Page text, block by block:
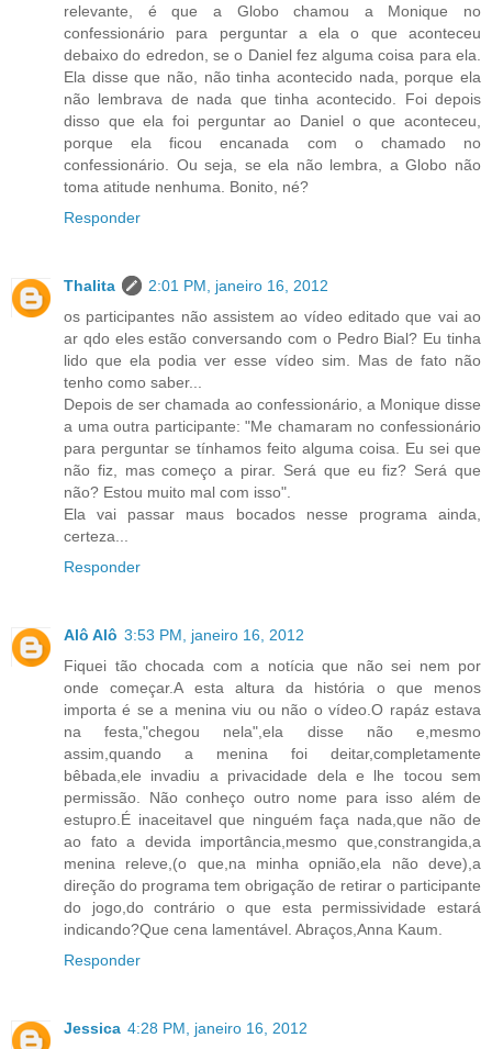
relevante, é que a Globo chamou a Monique no
confessionário para perguntar a ela o que aconteceu
debaixo do edredon, se o Daniel fez alguma coisa para ela.
Ela disse que não, não tinha acontecido nada, porque ela
não lembrava de nada que tinha acontecido. Foi depois
disso que ela foi perguntar ao Daniel o que aconteceu,
porque ela ficou encanada com o chamado no
confessionário. Ou seja, se ela não lembra, a Globo não
toma atitude nenhuma. Bonito, né?
Responder
Thalita
2:01 PM, janeiro 16, 2012
os participantes não assistem ao vídeo editado que vai ao
ar qdo eles estão conversando com o Pedro Bial? Eu tinha
lido que ela podia ver esse vídeo sim. Mas de fato não
tenho como saber...
Depois de ser chamada ao confessionário, a Monique disse
a uma outra participante: "Me chamaram no confessionário
para perguntar se tínhamos feito alguma coisa. Eu sei que
não fiz, mas começo a pirar. Será que eu fiz? Será que
não? Estou muito mal com isso".
Ela vai passar maus bocados nesse programa ainda,
certeza...
Responder
Alô Alô 3:53 PM, janeiro 16, 2012
Fiquei tão chocada com a notícia que não sei nem por
onde começar.A esta altura da história o que menos
importa é se a menina viu ou não o vídeo.O rapáz estava
na festa,"chegou nela",ela disse não e,mesmo
assim,quando a menina foi deitar,completamente
bêbada,ele invadiu a privacidade dela e lhe tocou sem
permissão. Não conheço outro nome para isso além de
estupro.É inaceitavel que ninguém faça nada,que não de
ao fato a devida importância,mesmo que,constrangida,a
menina releve,(o que,na minha opnião,ela não deve),a
direção do programa tem obrigação de retirar o participante
do jogo,do contrário o que esta permissividade estará
indicando?Que cena lamentável. Abraços,Anna Kaum.
Responder
Jessica 4:28 PM, janeiro 16, 2012